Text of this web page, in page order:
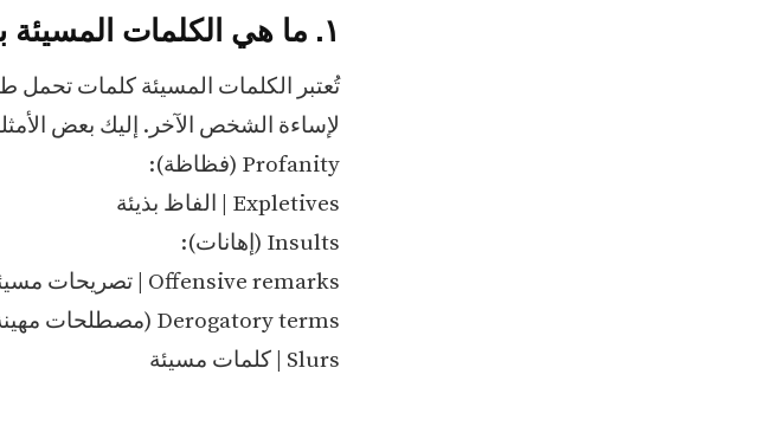
١. ما هي الكلمات المسيئة باللغة الإنجليزية؟
تُعتبر الكلمات المسيئة كلمات تحمل
لإساءة الشخص الآخر. إليك بعض
Profanity (فظاظة):
Expletives | الفاظ بذيئة
Insults (إهانات):
Offensive remarks | تصريحات مسيئة
Derogatory terms (مصطلحات مهينة):
Slurs | كلمات مسيئة